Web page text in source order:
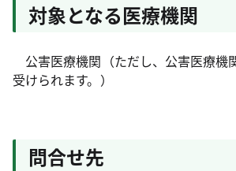
対象となる医療機関
公害医療機関（ただし、公害医療機
受けられます。）
問合せ先